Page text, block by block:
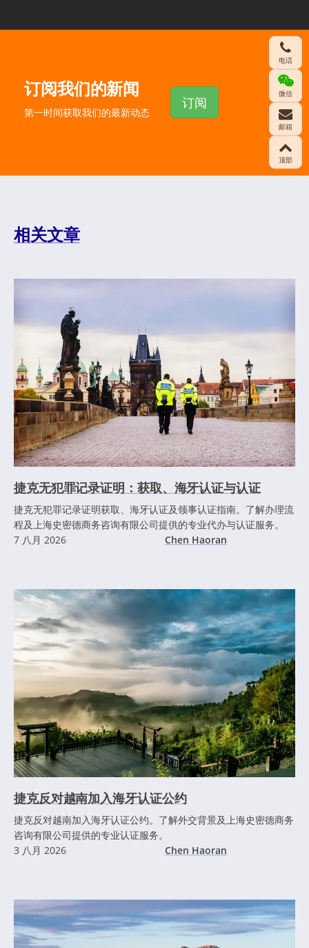
订阅我们的新闻
第一时间获取我们的最新动态
订阅
相关文章
捷克无犯罪记录证明：获取、海牙认证与认证
捷克无犯罪记录证明获取、海牙认证及领事认证指南。了解办理流
程及上海史密德商务咨询有限公司提供的专业代办与认证服务。
7 八月 2026
Chen Haoran
捷克反对越南加入海牙认证公约
捷克反对越南加入海牙认证公约。了解外交背景及上海史密德商务
咨询有限公司提供的专业认证服务。
3 八月 2026
Chen Haoran
电话
微信
邮箱
顶部